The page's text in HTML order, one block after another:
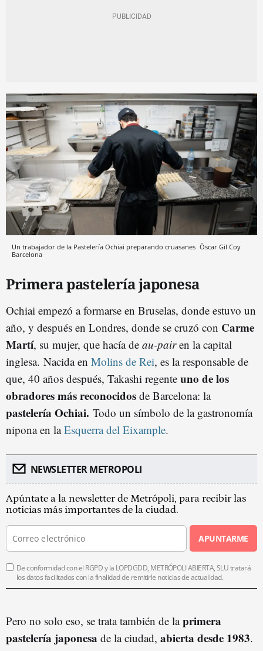
Un trabajador de la Pastelería Ochiai preparando cruasanes Òscar Gil Coy
Barcelona
Primera pastelería japonesa
Ochiai empezó a formarse en Bruselas, donde estuvo un
año, y después en Londres, donde se cruzó con Carme
Martí, su mujer, que hacía de au-pairen la capital
inglesa. Nacida en Molins de Rei, es la responsable de
que, 40 años después, Takashi regente uno de los
obradores más reconocidos de Barcelona: la
pastelería Ochiai. Todo un símbolo de la gastronomía
nipona en laEsquerra del Eixample.
NEWSLETTER METROPOLI
Apúntate a la newsletter de Metrópoli, para recibir las
noticias más importantes de la ciudad.
APUNTARME
De conformidad con el RGPD y la LOPDGDD, METRÓPOLI ABIERTA, SLU tratará
los datos facilitados con la finalidad de remitirle noticias de actualidad.
Pero no solo eso, se trata también de laprimera
pastelería japonesa de la ciudad, abierta desde 1983.